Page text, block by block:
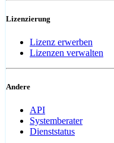
Lizenzierung
Lizenz erwerben
Lizenzen verwalten
Andere
API
Systemberater
Dienststatus